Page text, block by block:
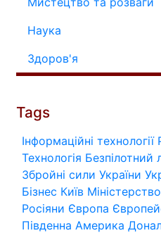
Наука
Здоров'я
Tags
Інформаційні технології
Технологія Безпілотний
Збройні сили України
Бізнес Київ
Росіяни Європа
Південна Америка